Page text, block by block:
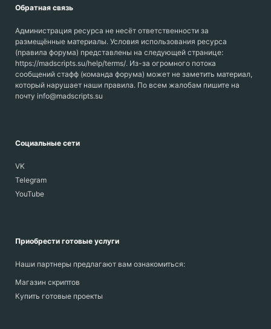
Обратная связь
Администрация ресурса не несёт ответственности за
размещённые материалы. Условия использования ресурса
(правила форума) представлены на следующей странице:
https://madscripts.su/help/terms/. Из-за огромного потока
сообщений стафф (команда форума) может не заметить материал,
который нарушает наши правила. По всем жалобам пишите на
почту info@madscripts.su
Социальные сети
VK
Telegram
YouTube
Приобрести готовые услуги
Наши партнеры предлагают вам ознакомиться:
Магазин скриптов
Купить готовые проекты